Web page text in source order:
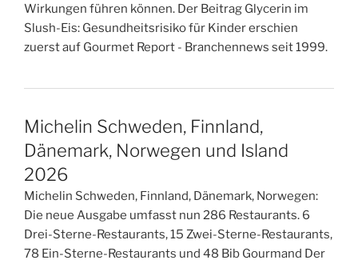
Wirkungen führen können. Der Beitrag Glycerin im
Slush-Eis: Gesundheitsrisiko für Kinder erschien
zuerst auf Gourmet Report - Branchennews seit 1999.
Michelin Schweden, Finnland,
Dänemark, Norwegen und Island
2026
Michelin Schweden, Finnland, Dänemark, Norwegen:
Die neue Ausgabe umfasst nun 286 Restaurants. 6
Drei-Sterne-Restaurants, 15 Zwei-Sterne-Restaurants,
78 Ein-Sterne-Restaurants und 48 Bib Gourmand Der